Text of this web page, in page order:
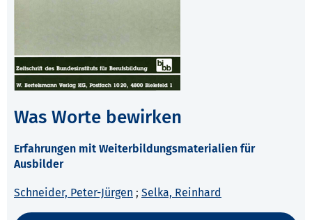
Was Worte bewirken
Erfahrungen mit Weiterbildungsmaterialien für
Ausbilder
Schneider, Peter-Jürgen ; Selka, Reinhard